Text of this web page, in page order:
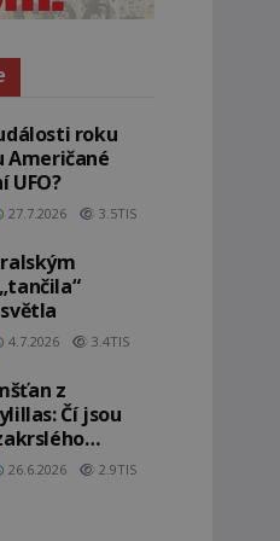
roku
Američané
UFO?
27.7.2026 3.5TIS
4.7.2026 3.4TIS
z
Čí jsou
ohromnou
26.6.2026 2.9TIS